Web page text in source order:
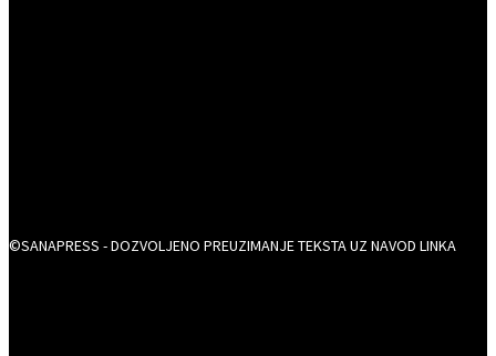
©SANAPRESS - DOZVOLJENO PREUZIMANJE TEKSTA UZ NAVOD LINKA